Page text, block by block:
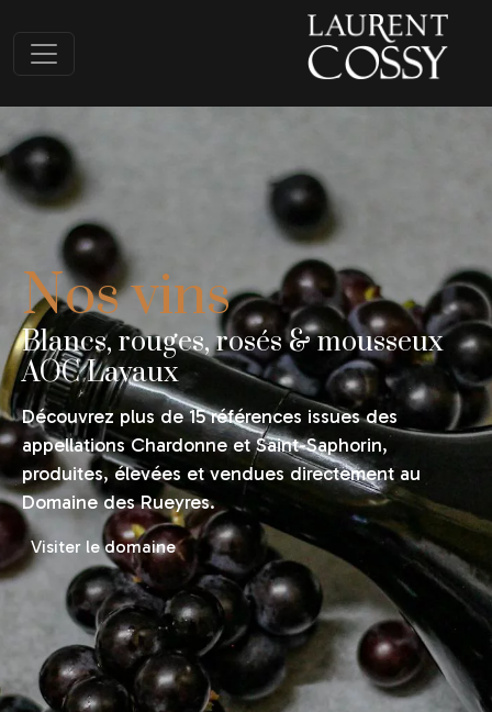
Nos vins
Blancs, rouges, rosés & mousseux
AOC Lavaux
Découvrez plus de 15 références issues des
appellations Chardonne et Saint-Saphorin,
produites, élevées et vendues directement au
Domaine des Rueyres.
Visiter le domaine